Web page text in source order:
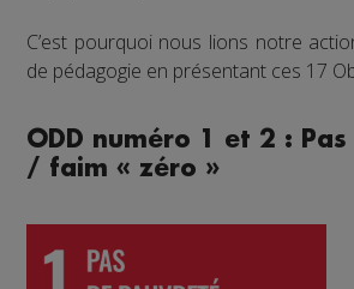
C’est pourquoi nous lions notre
de pédagogie en présentant ces 17
ODD numéro 1 et 2 :
/ faim « zéro »